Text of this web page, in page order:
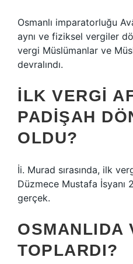
Osmanlı imparatorluğu
aynı ve fiziksel vergiler
vergi Müslümanlar ve
devralındı.
İLK VERGI
PADIŞAH
OLDU?
İi. Murad sırasında, ilk
Düzmece Mustafa İsyanı
gerçek.
OSMANLIDA
TOPLARDI?